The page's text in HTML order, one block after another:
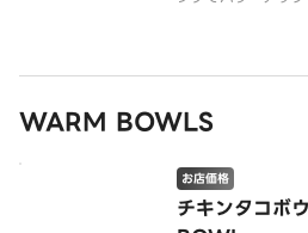
WARM BOWLS
チキンタコ
お店価格